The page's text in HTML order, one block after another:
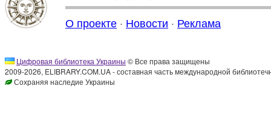
О проекте · Новости · Реклама
Цифровая библиотека Украины © Все права защищены
2009-2026, ELIBRARY.COM.UA - составная часть международной
Сохраняя наследие Украины